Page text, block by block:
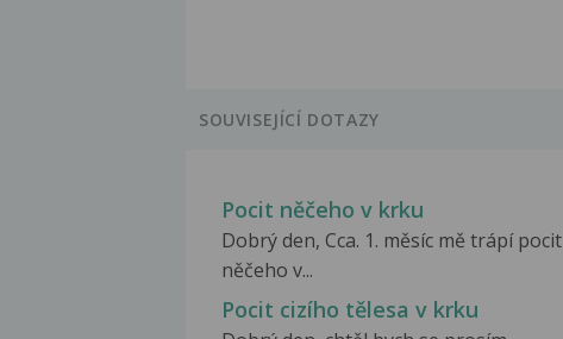
SOUVISEJÍCÍ DOTAZY
Pocit něčeho v krku
Dobrý den, Cca. 1. měsíc mě trápí pocit
něčeho v...
Pocit cizího tělesa v krku